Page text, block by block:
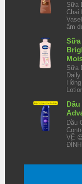
Sữa
Chai
ẩm
Sữa
Sữa
Dầu
VỀ
ĐỈNH